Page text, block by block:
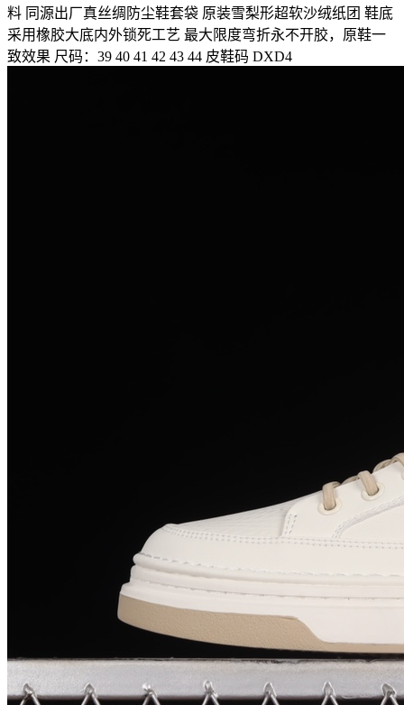
料 同源出厂真丝绸防尘鞋套袋 原装雪梨形超软沙绒纸团 鞋底
采用橡胶大底内外锁死工艺 最大限度弯折永不开胶，原鞋一
致效果 尺码：39 40 41 42 43 44 皮鞋码 DXD4